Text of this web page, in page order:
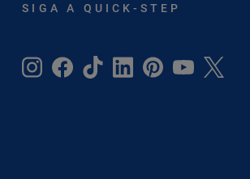
SIGA A QUICK-STEP